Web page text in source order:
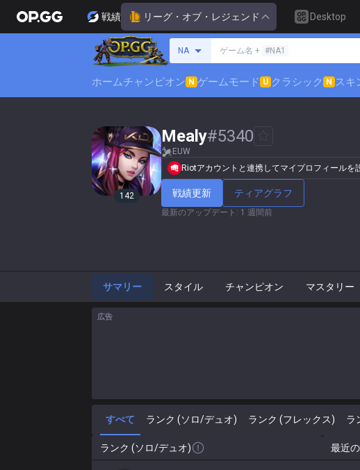
戦績 リーグ・オブ・レジェンド Desktop
NA
サモナーの検索
ゲーム名 + #NA1
ホームチャンピオン N ゲームモード U クラシック N スキ
142
Mealy#5340
EUW
Riotアカウントと連携してマイプロフィールを
戦績更新 ティアグラフ
最新のアップデート : 1 週間前
サマリー スタイル チャンピオン マスタリー
広告
すべて ランク (ソロ/デュオ) ランク (フレックス) ラ
ランク (ソロ/デュオ) 最近